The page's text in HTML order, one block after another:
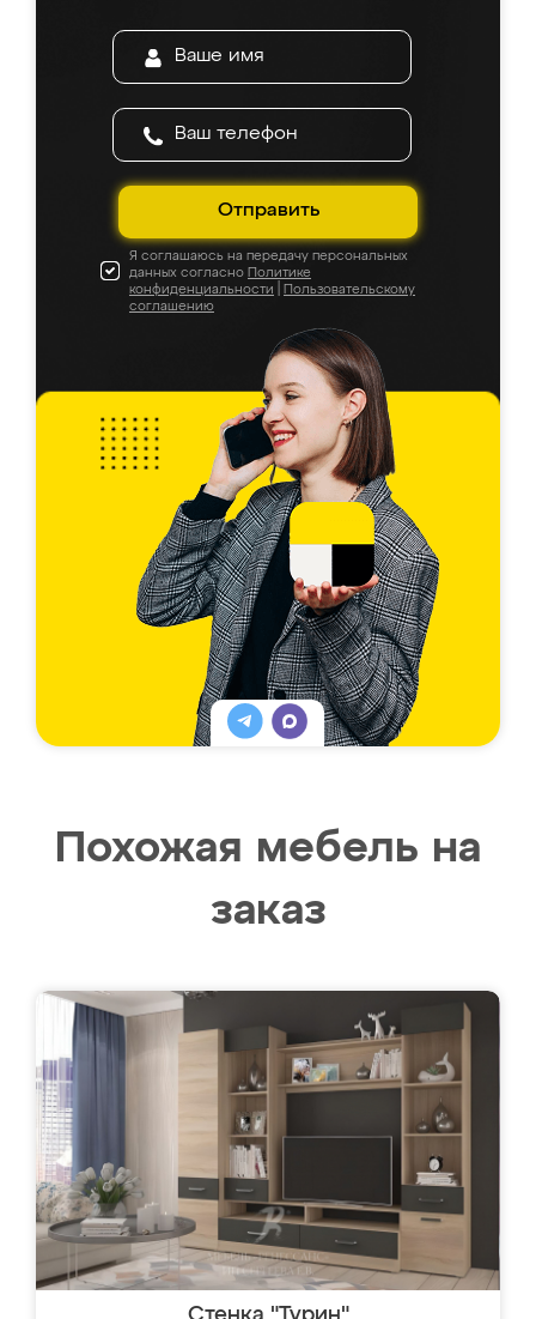
Отправить
Я соглашаюсь на передачу персональных
данных согласно Политике
конфиденциальности
Пользовательскому
соглашению
Похожая мебель на
заказ